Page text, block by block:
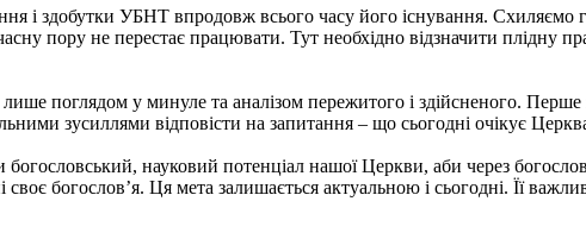
і здобутки УБНТ впродовж всього часу його існування.
пору не перестає працювати. Тут необхідно відзначити
поглядом у минуле та аналізом пережитого і здійсненого. Перше
зусиллями відповісти на запитання – що сьогодні очікує
науковий потенціал нашої Церкви, аби через
богослов’я. Ця мета залишається актуальною і сьогодні. Її